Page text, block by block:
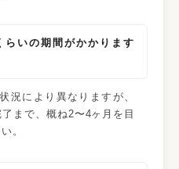
いの期間がかかります
況により異なりますが、
まで、概ね2〜4ヶ月を目
。